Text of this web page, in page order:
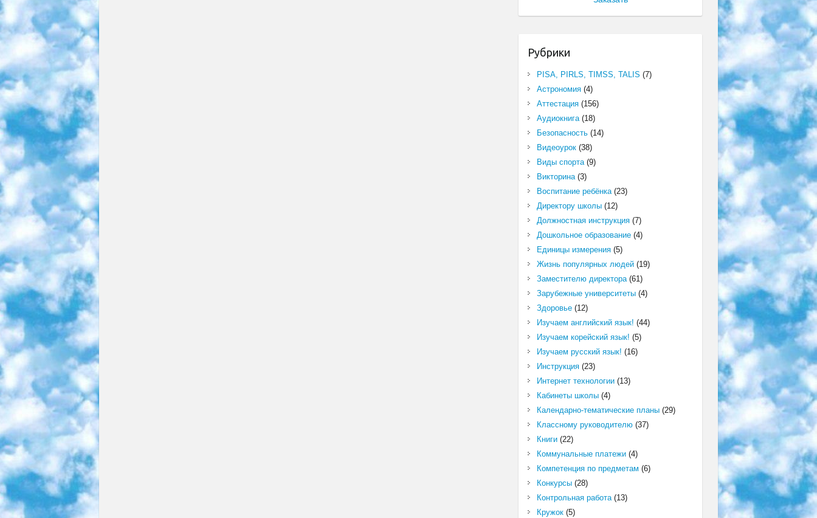
Рубрики
PISA, PIRLS, TIMSS, TALIS (7)
Астрономия(4)
Аттестация(156)
Аудиокнига(18)
Безопасность(14)
Видеоурок(38)
Виды спорта(9)
Викторина(3)
Воспитание ребёнка(23)
Директору школы(12)
Должностная инструкция(7)
Дошкольное образование(4)
Единицы измерения(5)
Жизнь популярных людей(19)
Заместителю директора(61)
Зарубежные университеты(4)
Здоровье(12)
Изучаем английский язык! (44)
Изучаем корейский язык! (5)
Изучаем русский язык! (16)
Инструкция(23)
Интернет технологии(13)
Кабинеты школы(4)
Календарно-тематические планы(29)
Классному руководителю(37)
Книги(22)
Коммунальные платежи(4)
Компетенция по предметам (6)
Конкурсы(28)
Контрольная работа(13)
Кружок(5)